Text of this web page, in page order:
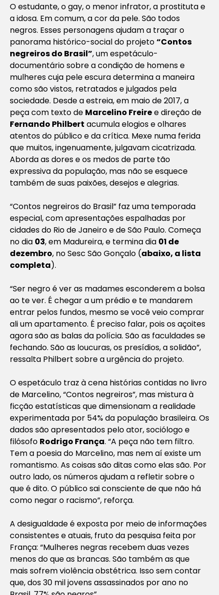
O estudante, o gay, o menor infrator, a prostituta e
a idosa. Em comum, a cor da pele. São todos
negros. Esses personagens ajudam a traçar o
panorama histórico-social do projeto“Contos
negreiros do Brasil”, um espetáculo-
documentário sobre a condição de homens e
mulheres cuja pele escura determina a maneira
como são vistos, retratados e julgados pela
sociedade. Desde a estreia, em maio de 2017, a
peça com texto de Marcelino Freiree direção de
Fernando Philbert acumula elogios e olhares
atentos do público e da crítica. Mexe numa ferida
que muitos, ingenuamente, julgavam cicatrizada.
Aborda as dores e os medos de parte tão
expressiva da população, mas não se esquece
também de suas paixões, desejos e alegrias.
“Contos negreiros do Brasil” faz uma temporada
especial, com apresentações espalhadas por
cidades do Rio de Janeiro e de São Paulo. Começa
no dia 03, em Madureira, e termina dia 01 de
dezembro, no Sesc São Gonçalo (abaixo, a lista
completa).
“Ser negro é ver as madames esconderem a bolsa
ao te ver. É chegar a um prédio e te mandarem
entrar pelos fundos, mesmo se você veio comprar
ali um apartamento. É preciso falar, pois os açoites
agora são as balas da polícia. São as faculdades se
fechando. São as loucuras, os presídios, a solidão”,
ressalta Philbert sobre a urgência do projeto.
O espetáculo traz à cena histórias contidas no livro
de Marcelino, “Contos negreiros”, mas mistura à
ficção estatísticas que dimensionam a realidade
experimentada por 54% da população brasileira. Os
dados são apresentados pelo ator, sociólogo e
filósofo Rodrigo França. “A peça não tem filtro.
Tem a poesia do Marcelino, mas nem aí existe um
romantismo. As coisas são ditas como elas são. Por
outro lado, os números ajudam a refletir sobre o
que é dito. O público sai consciente de que não há
como negar o racismo”, reforça.
A desigualdade é exposta por meio de informações
consistentes e atuais, fruto da pesquisa feita por
França: “Mulheres negras recebem duas vezes
menos do que as brancas. São também as que
mais sofrem violência obstétrica. Isso sem contar
que, dos 30 mil jovens assassinados por ano no